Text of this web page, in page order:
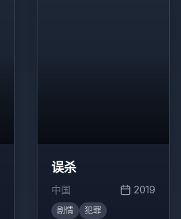
误杀
中国 2019
剧情 犯罪